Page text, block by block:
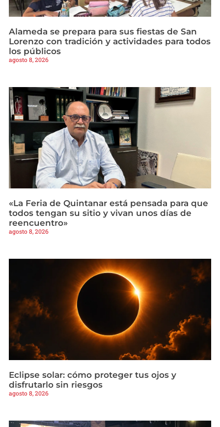
Alameda se prepara para sus fiestas de San
Lorenzo con tradición y actividades para todos
los públicos
agosto 8, 2026
«La Feria de Quintanar está pensada para que
todos tengan su sitio y vivan unos días de
reencuentro»
agosto 8, 2026
Eclipse solar: cómo proteger tus ojos y
disfrutarlo sin riesgos
agosto 8, 2026